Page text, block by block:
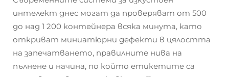
интелект днес могат да проверяват от 500
до над 1 200 контейнера всяка минута, като
откриват миниатюрни дефекти в цялостта
на запечатването, правилните нива на
пълнене и начина, по който етикетите са